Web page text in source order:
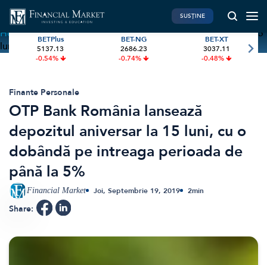
Home»OTP Bank România lansează depozitul aniversar la 15
luni, cu o dobândă pe intreaga perioada de până la 5%
PIATA DE CAPITAL
Investiții
International
BVB Recap
Bursa
Acțiunea Zilei
Brokeri
FINANTE PERSONALE
Pensie & taxe
Credite
Asigurari
Artificial Intelligence
SUSȚINE
BETPlus
5137.13
-0.54%
BET-NG
2686.23
-0.74%
BET-XT
3037.11
-0.48%
Finante Personale
OTP Bank România lansează
depozitul aniversar la 15 luni, cu o
dobândă pe intreaga perioada de
până la 5%
Financial Market Joi, Septembrie 19, 2019 2min
Share: